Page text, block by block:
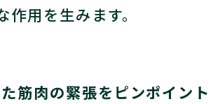
作用を生みます。
筋肉の緊張をピンポイント